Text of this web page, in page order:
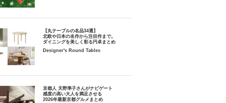
【丸テーブルの名品34選】
北欧や日本の名作から注目作まで。
ダイニングを美しく彩る円卓まとめ
Designer's Round Tables
京都人 天野準子さんがナビゲート
感度の高い大人を満足させる
2026年最新京都グルメまとめ